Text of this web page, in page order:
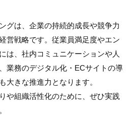
グは、企業の持続的成長や競争力
営戦略です。従業員満足度やエン
は、社内コミュニケーションや人
業務のデジタル化・ECサイトの導
大きな推進力となります。
や組織活性化のために、ぜひ実践